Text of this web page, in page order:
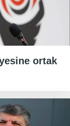
ortak